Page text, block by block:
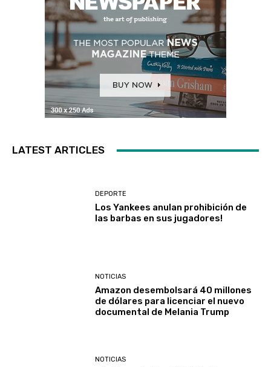
LATEST ARTICLES
DEPORTE
Los Yankees anulan prohibición de
las barbas en sus jugadores!
NOTICIAS
Amazon desembolsará 40 millones
de dólares para licenciar el nuevo
documental de Melania Trump
NOTICIAS